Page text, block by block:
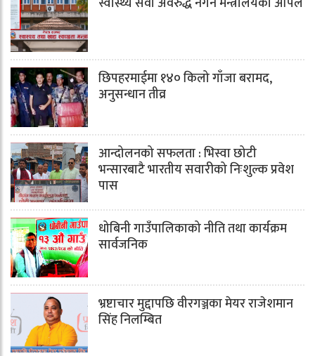
छिपहरमाईमा १४० किलो गाँजा बरामद,
अनुसन्धान तीव्र
आन्दोलनको सफलता : भिस्वा छोटी
भन्सारबाटै भारतीय सवारीको निःशुल्क प्रवेश
पास
धोबिनी गाउँपालिकाको नीति तथा कार्यक्रम
सार्वजनिक
भ्रष्टाचार मुद्दापछि वीरगञ्जका मेयर राजेशमान
सिंह निलम्बित